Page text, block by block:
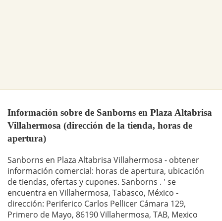
Información sobre de Sanborns en Plaza Altabrisa
Villahermosa (dirección de la tienda, horas de
apertura)
Sanborns en Plaza Altabrisa Villahermosa - obtener
información comercial: horas de apertura, ubicación
de tiendas, ofertas y cupones. Sanborns . ' se
encuentra en Villahermosa, Tabasco, México -
dirección: Periferico Carlos Pellicer Cámara 129,
Primero de Mayo, 86190 Villahermosa, TAB, Mexico